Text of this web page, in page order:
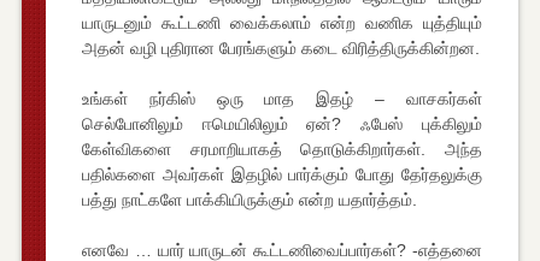
யாருடனும் கூட்டணி வைக்கலாம் என்ற வணிக யுத்தியும்
அதன் வழி புதிரான பேரங்களும் கடை விரித்திருக்கின்றன.
உங்கள் நர்கிஸ் ஒரு மாத இதழ் – வாசகர்கள்
செல்போனிலும் ஈமெயிலிலும் ஏன்? ஃபேஸ் புக்கிலும்
கேள்விகளை சரமாறியாகத் தொடுக்கிறார்கள். அந்த
பதில்களை அவர்கள் இதழில் பார்க்கும் போது தேர்தலுக்கு
பத்து நாட்களே பாக்கியிருக்கும் என்ற யதார்த்தம்.
எனவே … யார் யாருடன் கூட்டணிவைப்பார்கள்? -எத்தனை